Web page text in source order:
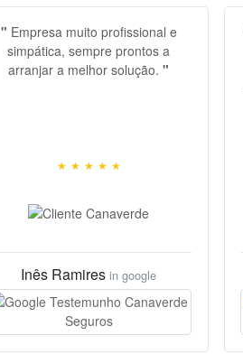
" Empresa muito profissional e
simpática, sempre prontos a
arranjar a melhor solução."
★ ★ ★ ★ ★
Inês Ramiresin google